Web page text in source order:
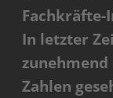
Fachkräfte-
In letzter
Zahlen